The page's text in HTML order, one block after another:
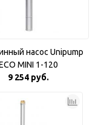
насос Unipump
MINI 1-120
9 254 руб.